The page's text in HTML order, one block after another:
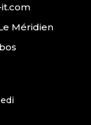
Méridien